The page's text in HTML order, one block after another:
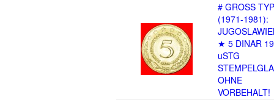
# GROSS TYP
(1971-1981):
★ 5 DINAR
uSTG
OHNE
VORBEHALT!